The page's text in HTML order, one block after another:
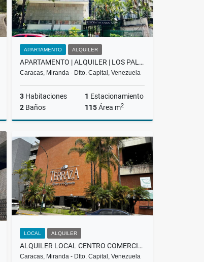
APARTAMENTO ALQUILER
APARTAMENTO | ALQUILER | LOS PALOS GRANDES | BCG-02-26
Caracas, Miranda - Dtto. Capital, Venezuela
3 Habitaciones 1 Estacionamiento
2 Baños 115Área m2
Alquiler
US$1,100
LOCAL ALQUILER
ALQUILER LOCAL CENTRO COMERCIAL TERRAZAS , LA LAGUNITA
Caracas, Miranda - Dtto. Capital, Venezuela